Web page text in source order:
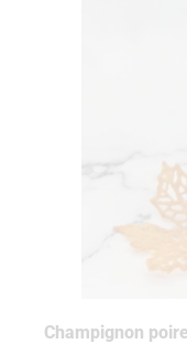
Champignon